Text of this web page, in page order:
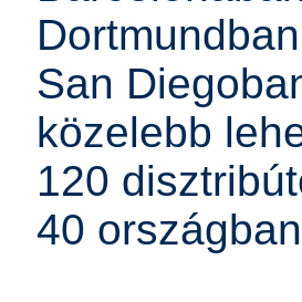
San
közelebb
120
40